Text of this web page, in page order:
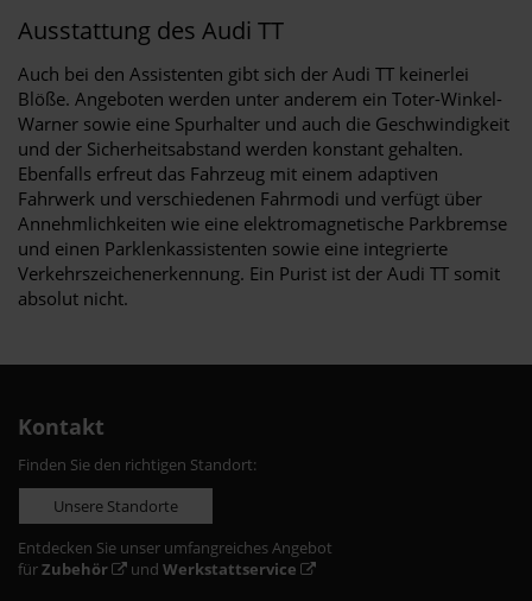
Ausstattung des Audi TT
Auch bei den Assistenten gibt sich der Audi TT keinerlei
Blöße. Angeboten werden unter anderem ein Toter-Winkel-
Warner sowie eine Spurhalter und auch die Geschwindigkeit
und der Sicherheitsabstand werden konstant gehalten.
Ebenfalls erfreut das Fahrzeug mit einem adaptiven
Fahrwerk und verschiedenen Fahrmodi und verfügt über
Annehmlichkeiten wie eine elektromagnetische Parkbremse
und einen Parklenkassistenten sowie eine integrierte
Verkehrszeichenerkennung. Ein Purist ist der Audi TT somit
absolut nicht.
Kontakt
Finden Sie den richtigen Standort:
Unsere Standorte
Entdecken Sie unser umfangreiches Angebot
fürZubehör und Werkstattservice